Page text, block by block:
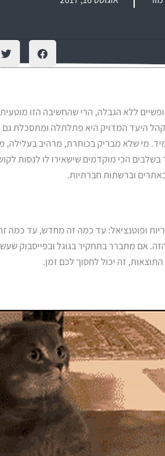
ללא הגבלה, הרי שהחשיבה הזו
היעד המדויק היא פתלתלה ומתסכלת
מי שלא מבריק בכותרת, מרהיב בעלילה,
הכי מוקדמים שישאירו לו לנסות
וברשתות חברתיות.
טריות ופוטנציאל: עד כמה זה מחדש, עד
הזה. אם מתברר בתחקיר בגוגל ובפייסבוק
זה יכול לחסוך לכם זמן.